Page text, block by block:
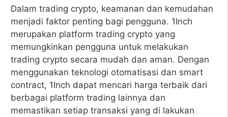
Dalam trading crypto, keamanan dan kemudahan
menjadi faktor penting bagi pengguna. 1Inch
merupakan platform trading crypto yang
memungkinkan pengguna untuk melakukan
trading crypto secara mudah dan aman. Dengan
menggunakan teknologi otomatisasi dan smart
contract, 1Inch dapat mencari harga terbaik dari
berbagai platform trading lainnya dan
memastikan setiap transaksi yang di lakukan